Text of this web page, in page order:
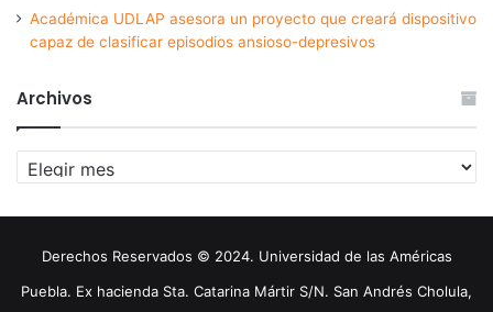
Académica UDLAP asesora un proyecto que creará dispositivo
capaz de clasificar episodios ansioso-depresivos
Archivos
Archivos
Derechos Reservados © 2024. Universidad de las Américas
Puebla. Ex hacienda Sta. Catarina Mártir S/N. San Andrés Cholula,